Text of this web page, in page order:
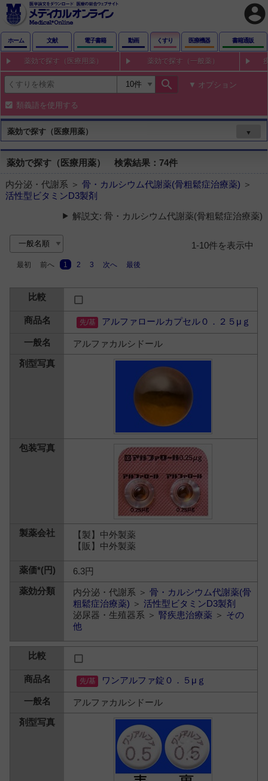
account_circle
ホーム 文献 電子書籍 動画 くすり 医療機器 書籍通販
薬効で探す（医療用薬） 薬効で探す（一般薬）
search オプション
類義語を使用する
薬効で探す（医療用薬） ▼
薬効で探す（医療用薬） 検索結果：74件
内分泌・代謝系 ＞ 骨・カルシウム代謝薬(骨粗鬆症治療薬) ＞
活性型ビタミンD3製剤
解説文: 骨・カルシウム代謝薬(骨粗鬆症治療薬)
1-10件を表示中
最初 前へ 1 2 3 次へ 最後
アルファロールカプセル０．２５μｇ
アルファカルシドール
【製】中外製薬
【販】中外製薬
6.3円
内分泌・代謝系 ＞骨・カルシウム代謝薬(骨
粗鬆症治療薬) ＞活性型ビタミンD3製剤
泌尿器・生殖器系 ＞腎疾患治療薬 ＞ その
他
ワンアルファ錠０．５μｇ
アルファカルシドール